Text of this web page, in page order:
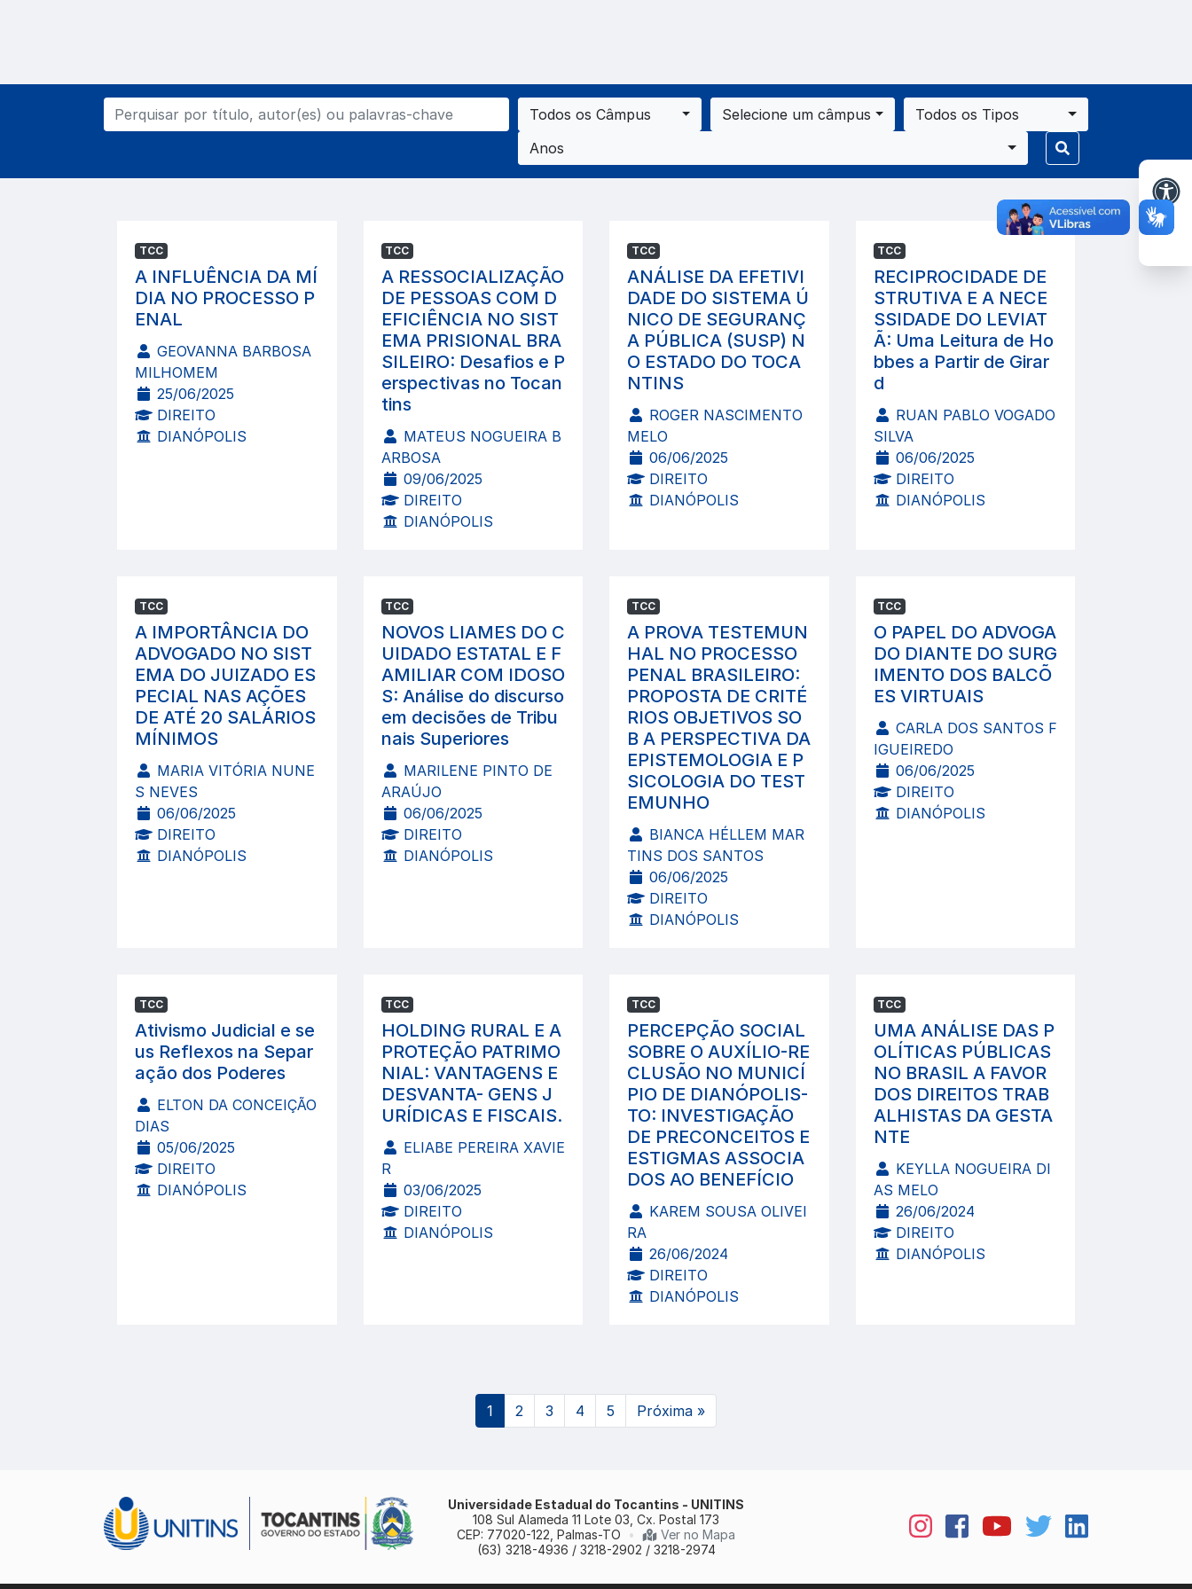
Todos os Câmpus Selecione um câmpus
Todos os Tipos
Anos
TCC
A INFLUÊNCIA DA MÍ
DIA NO PROCESSO P
ENAL
GEOVANNA BARBOSA
MILHOMEM
25/06/2025
DIREITO
DIANÓPOLIS
TCC
A RESSOCIALIZAÇÃO
DE PESSOAS COM D
EFICIÊNCIA NO SIST
EMA PRISIONAL BRA
SILEIRO: Desafios e P
erspectivas no Tocan
tins
MATEUS NOGUEIRA B
ARBOSA
09/06/2025
DIREITO
DIANÓPOLIS
TCC
ANÁLISE DA EFETIVI
DADE DO SISTEMA Ú
NICO DE SEGURANÇ
A PÚBLICA (SUSP) N
O ESTADO DO TOCA
NTINS
ROGER NASCIMENTO
MELO
06/06/2025
DIREITO
DIANÓPOLIS
TCC
RECIPROCIDADE DE
STRUTIVA E A NECE
SSIDADE DO LEVIAT
Ã: Uma Leitura de Ho
bbes a Partir de Girar
d
RUAN PABLO VOGADO
SILVA
06/06/2025
DIREITO
DIANÓPOLIS
TCC
A IMPORTÂNCIA DO
ADVOGADO NO SIST
EMA DO JUIZADO ES
PECIAL NAS AÇÕES
DE ATÉ 20 SALÁRIOS
MÍNIMOS
MARIA VITÓRIA NUNE
S NEVES
06/06/2025
DIREITO
DIANÓPOLIS
TCC
NOVOS LIAMES DO C
UIDADO ESTATAL E F
AMILIAR COM IDOSO
S: Análise do discurso
em decisões de Tribu
nais Superiores
MARILENE PINTO DE
ARAÚJO
06/06/2025
DIREITO
DIANÓPOLIS
TCC
A PROVA TESTEMUN
HAL NO PROCESSO
PENAL BRASILEIRO:
PROPOSTA DE CRITÉ
RIOS OBJETIVOS SO
B A PERSPECTIVA DA
EPISTEMOLOGIA E P
SICOLOGIA DO TEST
EMUNHO
BIANCA HÉLLEM MAR
TINS DOS SANTOS
06/06/2025
DIREITO
DIANÓPOLIS
TCC
O PAPEL DO ADVOGA
DO DIANTE DO SURG
IMENTO DOS BALCÕ
ES VIRTUAIS
CARLA DOS SANTOS F
IGUEIREDO
06/06/2025
DIREITO
DIANÓPOLIS
TCC
Ativismo Judicial e se
us Reflexos na Separ
ação dos Poderes
ELTON DA CONCEIÇÃO
DIAS
05/06/2025
DIREITO
DIANÓPOLIS
TCC
HOLDING RURAL E A
PROTEÇÃO PATRIMO
NIAL: VANTAGENS E
DESVANTA- GENS J
URÍDICAS E FISCAIS.
ELIABE PEREIRA XAVIE
R
03/06/2025
DIREITO
DIANÓPOLIS
TCC
PERCEPÇÃO SOCIAL
SOBRE O AUXÍLIO-RE
CLUSÃO NO MUNICÍ
PIO DE DIANÓPOLIS-
TO: INVESTIGAÇÃO
DE PRECONCEITOS E
ESTIGMAS ASSOCIA
DOS AO BENEFÍCIO
KAREM SOUSA OLIVEI
RA
26/06/2024
DIREITO
DIANÓPOLIS
TCC
UMA ANÁLISE DAS P
OLÍTICAS PÚBLICAS
NO BRASIL A FAVOR
DOS DIREITOS TRAB
ALHISTAS DA GESTA
NTE
KEYLLA NOGUEIRA DI
AS MELO
26/06/2024
DIREITO
DIANÓPOLIS
1 (atual)
2 3 4 5 Próxima »
Universidade Estadual do Tocantins - UNITINS
108 Sul Alameda 11 Lote 03, Cx. Postal 173
CEP: 77020-122, Palmas-TO
•
Ver no Mapa
(63) 3218-4936 / 3218-2902 / 3218-2974